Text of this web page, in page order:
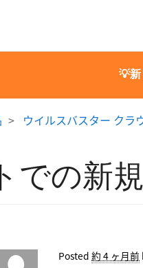
💡新
ウイルスバスター クラ
での新
Posted 約 4 ヶ月前